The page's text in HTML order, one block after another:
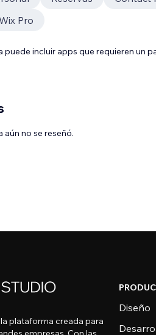
Pro
puede incluir apps que requieren un
aún no se reseñó.
plataforma creada para
Diseño